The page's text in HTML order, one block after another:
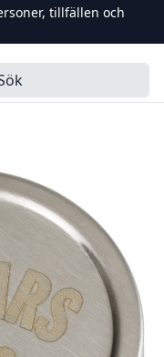
tillfällen och